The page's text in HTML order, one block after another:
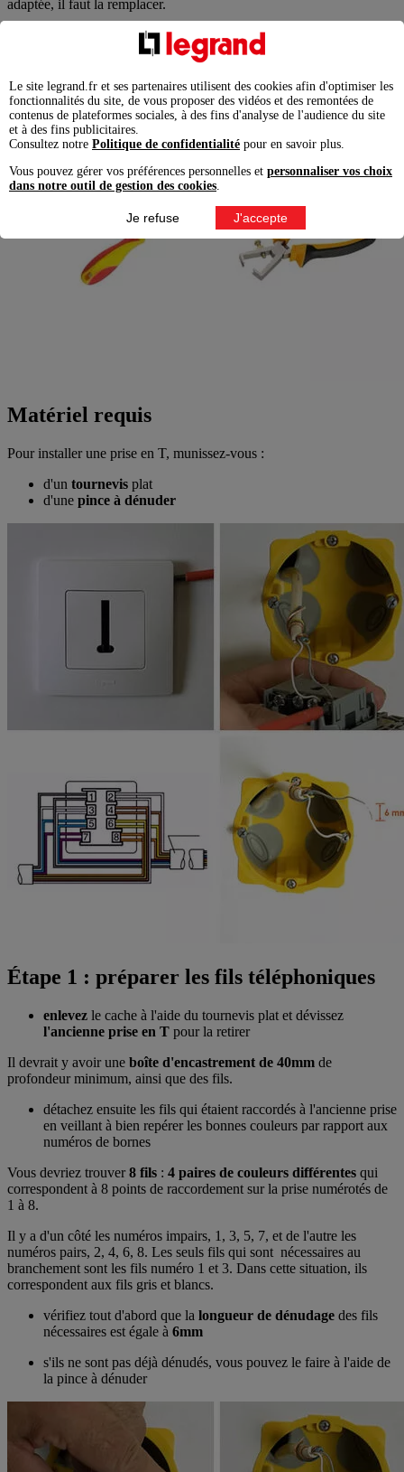
adaptée, il faut la remplacer.
Voir la vidéo
Matériel requis
Étape 1 : préparer les fils téléphoniques
Étape 2 : raccorder les fils à la nouvelle prise de téléphone en
T
Matériel requis
Pour installer une prise en T, munissez-vous :
d'un tournevis plat
d'une pince à dénuder
Étape 1 : préparer les fils téléphoniques
enlevez le cache à l'aide du tournevis plat et dévissez
l'ancienne prise en T pour la retirer
Il devrait y avoir une boîte d'encastrement de 40mm de
profondeur minimum, ainsi que des fils.
détachez ensuite les fils qui étaient raccordés à l'ancienne prise
en veillant à bien repérer les bonnes couleurs par rapport aux
numéros de bornes
Vous devriez trouver8 fils : 4 paires de couleurs différentes qui
correspondent à 8 points de raccordement sur la prise numérotés de
1 à 8.
Il y a d'un côté les numéros impairs, 1, 3, 5, 7, et de l'autre les
numéros pairs, 2, 4, 6, 8. Les seuls fils qui sont nécessaires au
branchement sont les fils numéro 1 et 3. Dans cette situation, ils
correspondent aux fils gris et blancs.
vérifiez tout d'abord que la longueur de dénudage des fils
nécessaires est égale à 6mm
s'ils ne sont pas déjà dénudés, vous pouvez le faire à l'aide de
la pince à dénuder
Le site legrand.fr et ses partenaires utilisent des cookies afin d'optimiser les
fonctionnalités du site, de vous proposer des vidéos et des remontées de
contenus de plateformes sociales, à des fins d'analyse de l'audience du site
et à des fins publicitaires.
Consultez notre Politique de confidentialité pour en savoir plus.
Vous pouvez gérer vos préférences personnelles et personnaliser vos choix
dans notre outil de gestion des cookies
Je refuse J'accepte